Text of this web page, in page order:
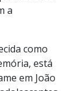
a
como
está
em João